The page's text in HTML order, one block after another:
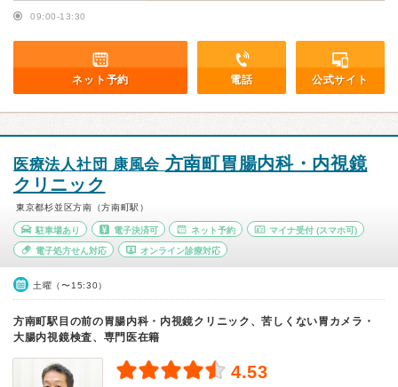
09:00-13:30
ネット予約 電話 公式サイト
医療法人社団 康風会 方南町胃腸内科・内視鏡
クリニック
東京都杉並区方南（方南町駅）
駐車場あり 電子決済可 ネット予約 マイナ受付 (スマホ可)
電子処方せん対応 オンライン診療対応
土曜（〜15:30）
方南町駅目の前の胃腸内科・内視鏡クリニック、苦しくない胃カメラ・
大腸内視鏡検査、専門医在籍
4.53